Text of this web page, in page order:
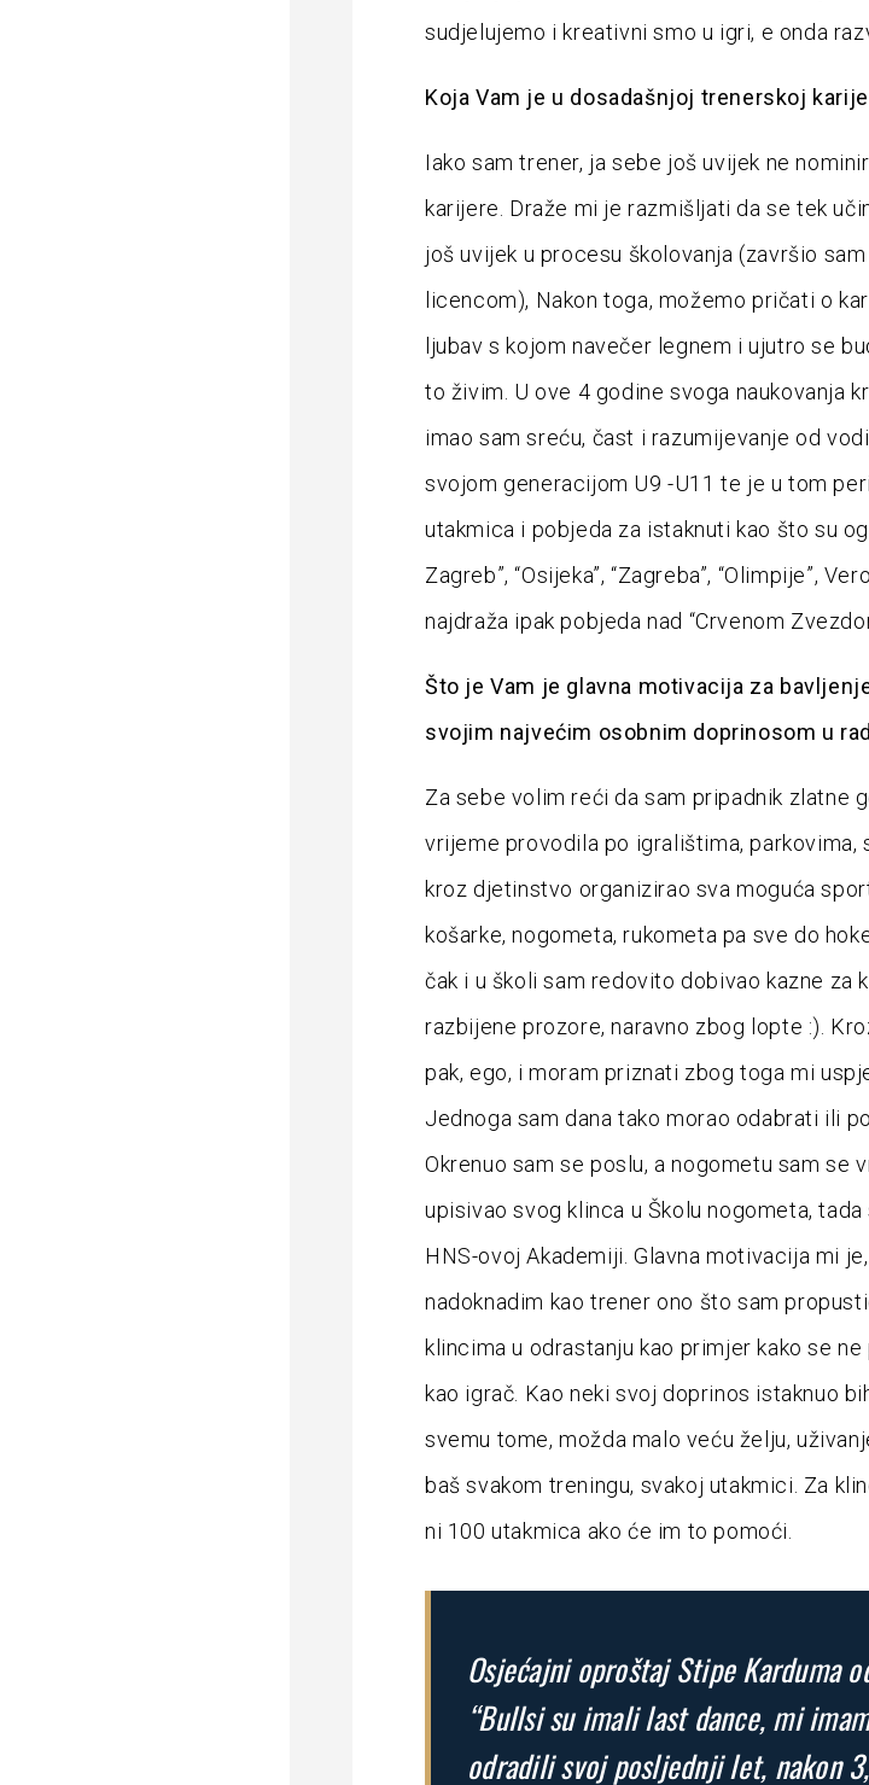
sudjelujemo i kreativni smo u igri, e onda
Koja Vam je u dosadašnjoj trenerskoj
Iako sam trener, ja sebe još uvijek ne
karijere. Draže mi je razmišljati da se tek
još uvijek u procesu školovanja (završio
licencom), Nakon toga, možemo pričati o
ljubav s kojom navečer legnem i ujutro se
to živim. U ove 4 godine svoga naukovanja
imao sam sreću, čast i razumijevanje od
svojom generacijom U9 -U11 te je u tom
utakmica i pobjeda za istaknuti kao što su
Zagreb”, “Osijeka”, “Zagreba”, “Olimpije”,
najdraža ipak pobjeda nad “Crvenom
Što je Vam je glavna motivacija za
svojim najvećim osobnim doprinosom u
Za sebe volim reći da sam pripadnik zlatne
vrijeme provodila po igralištima, parkovima,
kroz djetinstvo organizirao sva moguća
košarke, nogometa, rukometa pa sve do
čak i u školi sam redovito dobivao kazne za
razbijene prozore, naravno zbog lopte :).
pak, ego, i moram priznati zbog toga mi
Jednoga sam dana tako morao odabrati ili
Okrenuo sam se poslu, a nogometu sam se
upisivao svog klinca u Školu nogometa,
HNS-ovoj Akademiji. Glavna motivacija mi
nadoknadim kao trener ono što sam
klincima u odrastanju kao primjer kako se
kao igrač. Kao neki svoj doprinos istaknuo
svemu tome, možda malo veću želju,
baš svakom treningu, svakoj utakmici. Za
ni 100 utakmica ako će im to pomoći.
Osjećajni oproštaj Stipe Karduma
“Bullsi su imali last dance, mi
odradili svoj posljednji let, nakon